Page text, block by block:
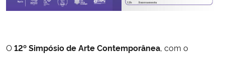
Ministério da Mulher, da Família e dos Direitos Humanos
Secretaria de Governo
O12º Simpósio de Arte Contemporânea, com o